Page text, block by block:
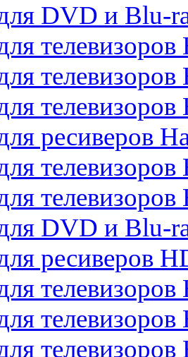
DVD и Blu-
телевизоров
телевизоров
ресиверов
телевизоров
телевизоров
DVD и Blu-
ресиверов
телевизоров
телевизоров